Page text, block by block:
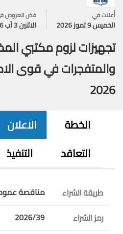
أُعلنت في
الخميس 9 تموز 2026
فض العروض
الاثنين 3 آب 2026
تجهيزات لزوم مكتبي
والمتفجرات في قوى
2026
الخطة الاعلان
التعاقد
التنفيذ
طريقة الشراء
مناقصة
رمز الشراء
2026/39